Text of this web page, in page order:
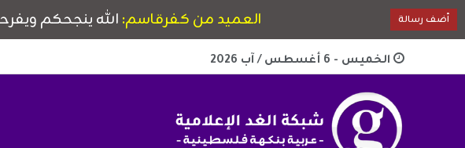
الخميس - 6 أغسطس / آب 2026